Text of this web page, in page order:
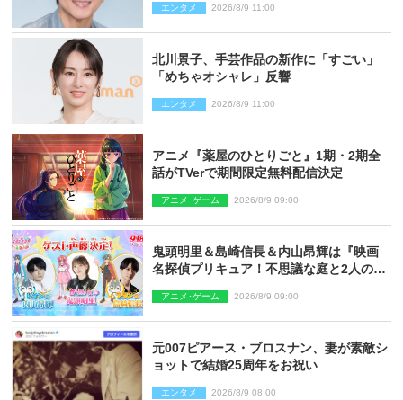
エンタメ 2026/8/9 11:00
北川景子、手芸作品の新作に「すごい」
「めちゃオシャレ」反響
エンタメ 2026/8/9 11:00
アニメ『薬屋のひとりごと』1期・2期全
話がTVerで期間限定無料配信決定
アニメ･ゲーム 2026/8/9 09:00
鬼頭明里＆島崎信長＆内山昂輝は『映画
名探偵プリキュア！不思議な庭と2人の秘
アニメ･ゲーム 2026/8/9 09:00
元007ピアース・ブロスナン、妻が素敵シ
ョットで結婚25周年をお祝い
エンタメ 2026/8/9 08:00